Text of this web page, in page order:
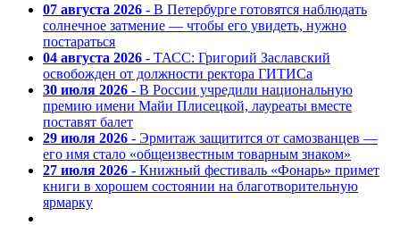
07 августа 2026 - В Петербурге готовятся наблюдать
солнечное затмение — чтобы его увидеть, нужно
постараться
04 августа 2026 - ТАСС: Григорий Заславский
освобожден от должности ректора ГИТИСа
30 июля 2026 - В России учредили национальную
премию имени Майи Плисецкой, лауреаты вместе
поставят балет
29 июля 2026 - Эрмитаж защитится от самозванцев —
его имя стало «общеизвестным товарным знаком»
27 июля 2026 - Книжный фестиваль «Фонарь» примет
книги в хорошем состоянии на благотворительную
ярмарку